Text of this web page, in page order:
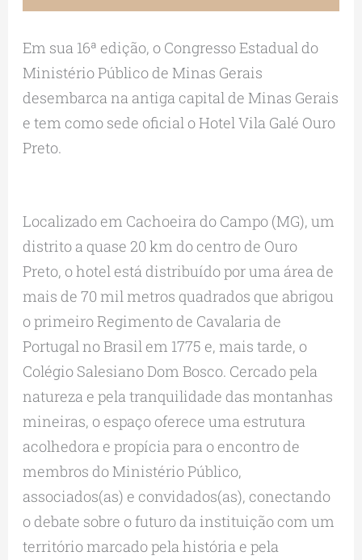
Em sua 16ª edição, o Congresso Estadual do
Ministério Público de Minas Gerais
desembarca na antiga capital de Minas Gerais
e tem como sede oficial o Hotel Vila Galé Ouro
Preto.
Localizado em Cachoeira do Campo (MG), um
distrito a quase 20 km do centro de Ouro
Preto, o hotel está distribuído por uma área de
mais de 70 mil metros quadrados que abrigou
o primeiro Regimento de Cavalaria de
Portugal no Brasil em 1775 e, mais tarde, o
Colégio Salesiano Dom Bosco. Cercado pela
natureza e pela tranquilidade das montanhas
mineiras, o espaço oferece uma estrutura
acolhedora e propícia para o encontro de
membros do Ministério Público,
associados(as) e convidados(as), conectando
o debate sobre o futuro da instituição com um
território marcado pela história e pela